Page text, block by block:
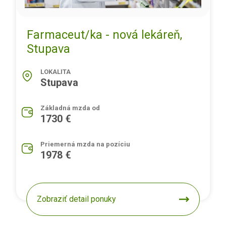
Farmaceut/ka - nová lekáreň,
Stupava
LOKALITA
Stupava
Základná mzda od
1730 €
Priemerná mzda na pozíciu
1978 €
Zobraziť detail ponuky